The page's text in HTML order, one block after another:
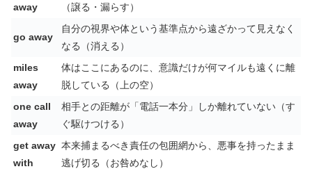
away
（譲る・漏らす）
go away
自分の視界や体という基準点から遠ざかって見えなく
なる（消える）
miles
away
体はここにあるのに、意識だけが何マイルも遠くに離
脱している（上の空）
one call
away
相手との距離が「電話一本分」しか離れていない（す
ぐ駆けつける）
get away
with
本来捕まるべき責任の包囲網から、悪事を持ったまま
逃げ切る（お咎めなし）